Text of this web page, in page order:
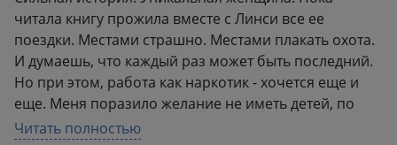
читала книгу прожила вместе с Линси все ее
поездки. Местами страшно. Местами плакать охота.
И думаешь, что каждый раз может быть последний.
Но при этом, работа как наркотик - хочется еще и
еще. Меня поразило желание не иметь детей, по
причине потерять работу. Это ее правда. Это ее
Читать полностью